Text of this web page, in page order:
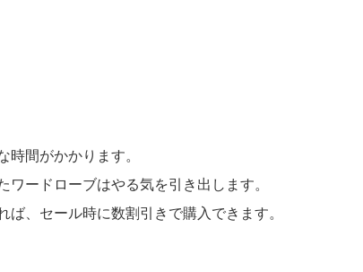
間がかかります。
ードローブはやる気を引き出します。
、セール時に数割引きで購入できます。